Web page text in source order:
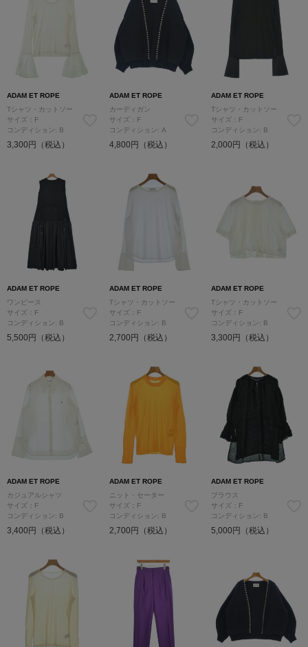
ADAM ET ROPE
Tシャツ・カットソー
サイズ：F
コンディション: B
3,300円（税込）
ADAM ET ROPE
カーディガン
サイズ：F
コンディション: A
4,800円（税込）
ADAM ET ROPE
Tシャツ・カットソー
サイズ：F
コンディション: B
2,000円（税込）
ADAM ET ROPE
ワンピース
サイズ：F
コンディション: B
5,500円（税込）
ADAM ET ROPE
Tシャツ・カットソー
サイズ：F
コンディション: B
2,700円（税込）
ADAM ET ROPE
Tシャツ・カットソー
サイズ：F
コンディション: B
3,300円（税込）
ADAM ET ROPE
カジュアルシャツ
サイズ：F
コンディション: B
3,400円（税込）
ADAM ET ROPE
ニット・セーター
サイズ：F
コンディション: B
2,700円（税込）
ADAM ET ROPE
ブラウス
サイズ：F
コンディション: B
5,000円（税込）